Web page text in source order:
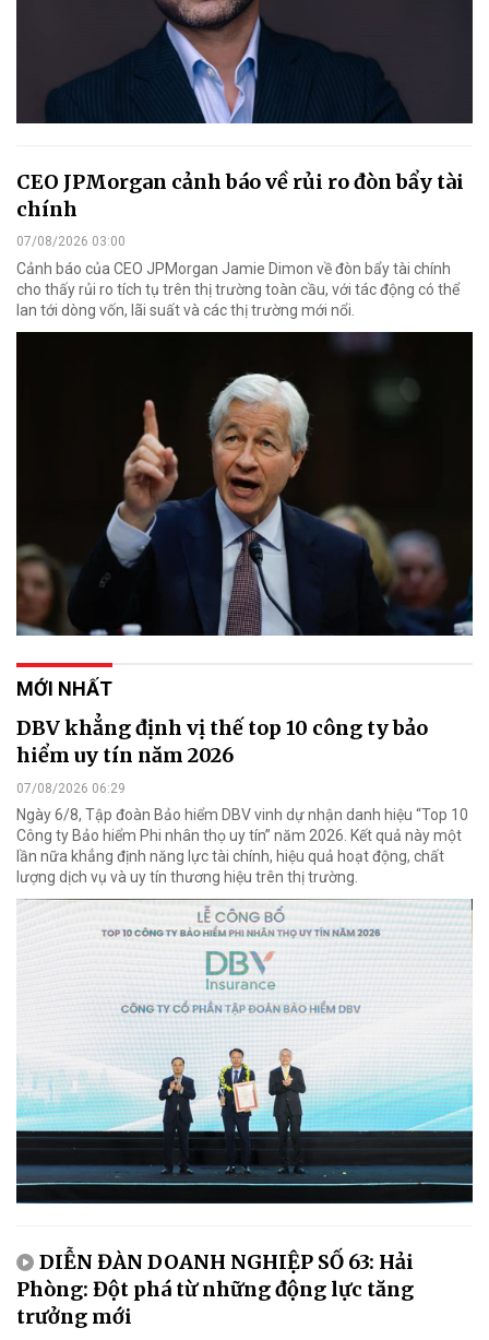
CEO JPMorgan cảnh báo về rủi ro đòn bẩy tài
chính
07/08/2026 03:00
Cảnh báo của CEO JPMorgan Jamie Dimon về đòn bẩy tài chính
cho thấy rủi ro tích tụ trên thị trường toàn cầu, với tác động có thể
lan tới dòng vốn, lãi suất và các thị trường mới nổi.
MỚI NHẤT
DBV khẳng định vị thế top 10 công ty bảo
hiểm uy tín năm 2026
07/08/2026 06:29
Ngày 6/8, Tập đoàn Bảo hiểm DBV vinh dự nhận danh hiệu “Top 10
Công ty Bảo hiểm Phi nhân thọ uy tín” năm 2026. Kết quả này một
lần nữa khẳng định năng lực tài chính, hiệu quả hoạt động, chất
lượng dịch vụ và uy tín thương hiệu trên thị trường.
DIỄN ĐÀN DOANH NGHIỆP SỐ 63: Hải
Phòng: Đột phá từ những động lực tăng
trưởng mới